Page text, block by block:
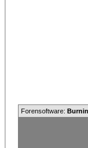
Forensoftware: